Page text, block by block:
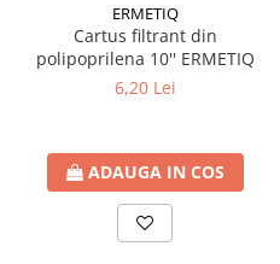
ERMETIQ
Cartus filtrant din
polipoprilena 10'' ERMETIQ
6,20 Lei
ADAUGA IN COS